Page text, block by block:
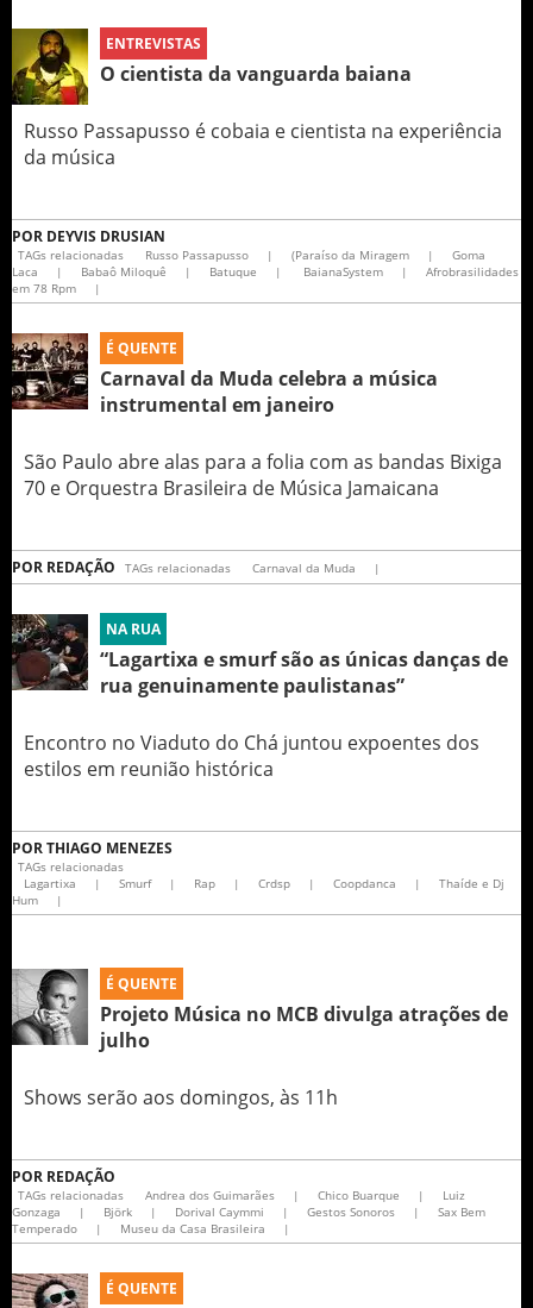
ENTREVISTAS
O cientista da vanguarda baiana
Russo Passapusso é cobaia e cientista na experiência
da música
POR DEYVIS DRUSIAN
TAGs relacionadas Russo Passapusso | (Paraíso da Miragem |
Goma
Laca
| Babaô Miloquê | Batuque | BaianaSystem |
Afrobrasilidades
em 78 Rpm
|
É QUENTE
Carnaval da Muda celebra a música
instrumental em janeiro
São Paulo abre alas para a folia com as bandas Bixiga
70 e Orquestra Brasileira de Música Jamaicana
POR REDAÇÃO TAGs relacionadas Carnaval da Muda |
NA RUA
“Lagartixa e smurf são as únicas danças de
rua genuinamente paulistanas”
Encontro no Viaduto do Chá juntou expoentes dos
estilos em reunião histórica
PORTHIAGO MENEZES
TAGs relacionadas
Lagartixa
| Smurf | Rap | Crdsp | Coopdanca |
Thaíde e Dj
Hum
|
É QUENTE
Projeto Música no MCB divulga atrações de
julho
Shows serão aos domingos, às 11h
POR REDAÇÃO
TAGs relacionadas Andrea dos Guimarães | Chico Buarque |
Luiz
Gonzaga
| Björk | Dorival Caymmi | Gestos Sonoros |
Sax Bem
Temperado
| Museu da Casa Brasileira |
É QUENTE